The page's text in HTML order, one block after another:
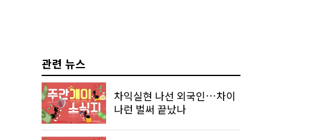
관련 뉴스
차익실현 나선 외국인…차이
나런 벌써 끝났나